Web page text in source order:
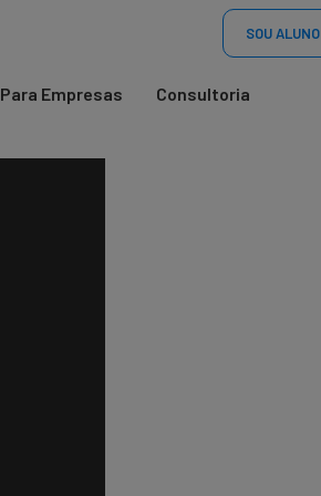
SOU ALUNO
Para Empresas Consultoria